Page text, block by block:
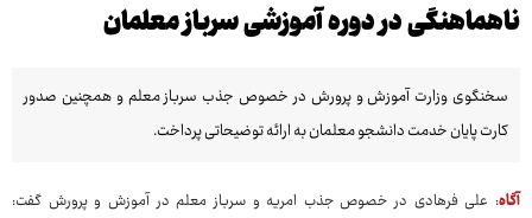
ناهماهنگی در دوره آموزشی سرباز معلمان
سخنگوی وزارت آموزش و پرورش در خصوص جذب سرباز معلم و همچنین صدور
کارت پایان خدمت دانشجو معلمان به ارائه توضیحاتی پرداخت.
آگاه: علی فرهادی در خصوص جذب امریه و سرباز معلم در آموزش و پرورش گفت: